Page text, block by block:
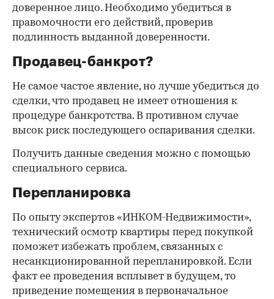
доверенное лицо. Необходимо убедиться в
правомочности его действий, проверив
подлинность выданной доверенности.
Продавец-банкрот?
Не самое частое явление, но лучше убедиться до
сделки, что продавец не имеет отношения к
процедуре банкротства. В противном случае
высок риск последующего оспаривания сделки.
Получить данные сведения можно с помощью
специального сервиса.
Перепланировка
По опыту экспертов «ИНКОМ-Недвижимости»,
технический осмотр квартиры перед покупкой
поможет избежать проблем, связанных с
несанкционированной перепланировкой. Если
факт ее проведения всплывет в будущем, то
приведение помещения в первоначальное